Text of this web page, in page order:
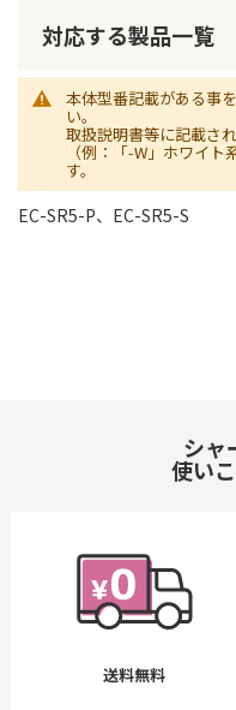
対応する製品一覧
本体型番記載がある事
い。
取扱説明書等に記載さ
（例：「-W」ホワイ
す。
EC-SR5-P、EC-SR5-S
シャ
使い
送料無料